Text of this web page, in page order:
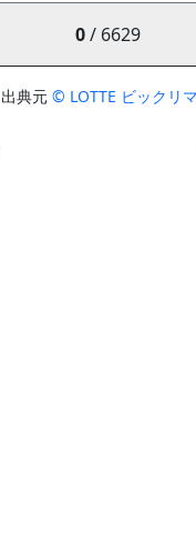
0/ 6629
出典元 © LOTTE ビックリ